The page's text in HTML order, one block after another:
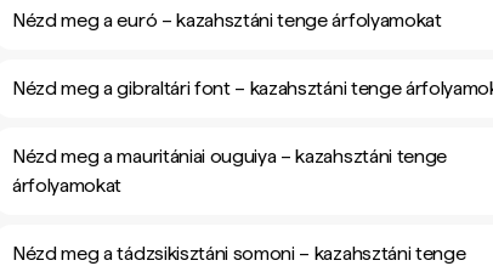
Nézd meg a euró – kazahsztáni tenge árfolyamokat
Nézd meg a gibraltári font – kazahsztáni tenge
Nézd meg a mauritániai ouguiya – kazahsztáni tenge
árfolyamokat
Nézd meg a tádzsikisztáni somoni – kazahsztáni tenge